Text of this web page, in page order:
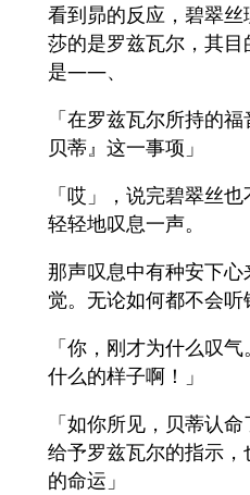
看到昴的反应，碧翠
莎的是罗兹瓦尔，其
是――、
「在罗兹瓦尔所持的
贝蒂』这一事项」
「哎」，说完碧翠丝
轻轻地叹息一声。
那声叹息中有种安下
觉。无论如何都不会听
「你，刚才为什么叹
什么的样子啊！」
「如你所见，贝蒂认
给予罗兹瓦尔的指示
的命运」